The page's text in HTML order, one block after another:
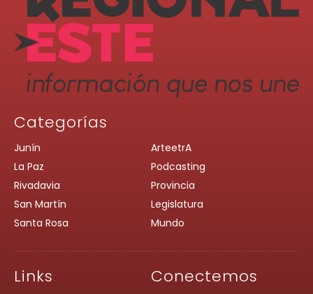
Categorías
Junín
La Paz
Rivadavia
San Martín
Santa Rosa
ArteetrA
Podcasting
Provincia
Legislatura
Mundo
Links Conectemos